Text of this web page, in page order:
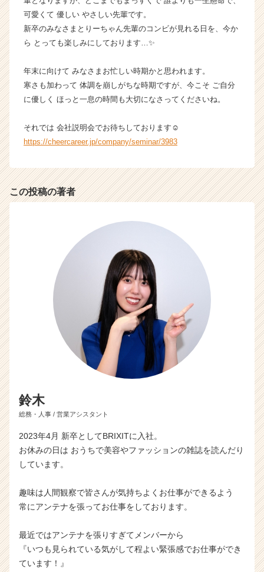
可愛くて 優しい やさしい先輩です。
新卒のみなさまとりーちゃん先輩のコンビが見れる日を、今か
ら とっても楽しみにしております…✨
年末に向けて みなさまお忙しい時期かと思われます。
寒さも加わって 体調を崩しがちな時期ですが、今こそ ご自分
に優しく ほっと一息の時間も大切になさってくださいね。
それでは 会社説明会でお待ちしております☺
https://cheercareer.jp/company/seminar/3983
この投稿の著者
鈴木
総務・人事 / 営業アシスタント
2023年4月 新卒としてBRIXITに入社。
お休みの日は おうちで美容やファッションの雑誌を読んだり
しています。
趣味は人間観察で皆さんが気持ちよくお仕事ができるよう
常にアンテナを張ってお仕事をしております。
最近ではアンテナを張りすぎてメンバーから
『いつも見られている気がして程よい緊張感でお仕事ができ
ています！』